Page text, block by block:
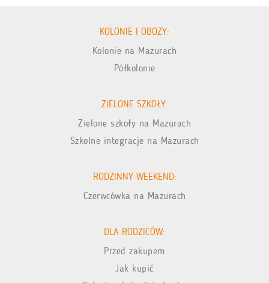
KOLONIE I OBOZY:
Kolonie na Mazurach
Półkolonie
ZIELONE SZKOŁY:
Zielone szkoły na Mazurach
Szkolne integracje na Mazurach
RODZINNY WEEKEND:
Czerwcówka na Mazurach
DLA RODZICÓW:
Przed zakupem
Jak kupić